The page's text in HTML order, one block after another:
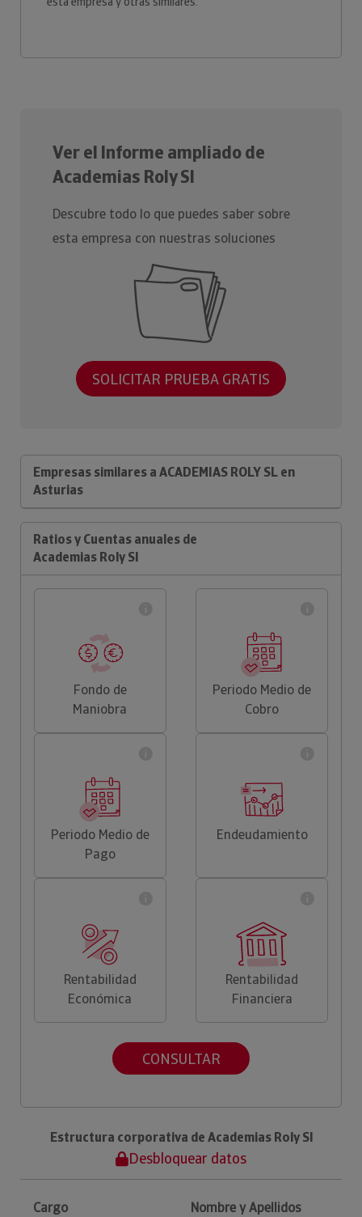
Ver el Informe ampliado de
Academias Roly Sl
Descubre todo lo que puedes saber sobre
esta empresa con nuestras soluciones
SOLICITAR PRUEBA GRATIS
Empresas similares a ACADEMIAS ROLY SL en
Asturias
Ratios y Cuentas anuales de
Academias Roly Sl
Fondo de
Maniobra
Periodo Medio de
Cobro
Periodo Medio de
Pago
Endeudamiento
Rentabilidad
Económica
Rentabilidad
Financiera
CONSULTAR
Estructura corporativa de Academias Roly Sl
Desbloquear datos
Cargo Nombre y Apellidos